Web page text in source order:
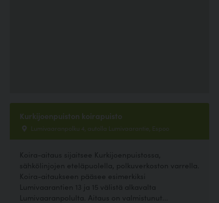
Kurkijoenpuiston koirapuisto
Lumivaaranpolku 4, autolla Lumivaarantie, Espoo
Koira-aitaus sijaitsee Kurkijoenpuistossa,
sähkölinjojen eteläpuolella, polkuverkoston varrella.
Koira-aitaukseen pääsee esimerkiksi
Lumivaarantien 13 ja 15 välistä alkavalta
Lumivaaranpolulta. Aitaus on valmistunut...